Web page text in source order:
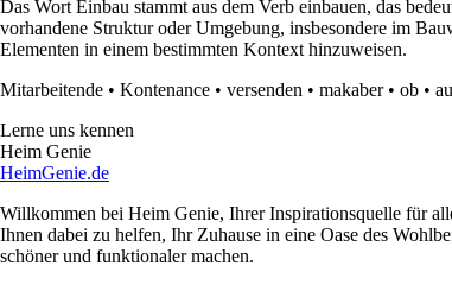
Das Wort Einbau stammt aus dem Verb einbauen, das
vorhandene Struktur oder Umgebung, insbesondere im
Elementen in einem bestimmten Kontext hinzuweisen.
Mitarbeitende • Kontenance • versenden • makaber• ob •
Lerne uns kennen
Heim Genie
HeimGenie.de
Willkommen bei Heim Genie, Ihrer Inspirationsquelle für
Ihnen dabei zu helfen, Ihr Zuhause in eine Oase des
schöner und funktionaler machen.